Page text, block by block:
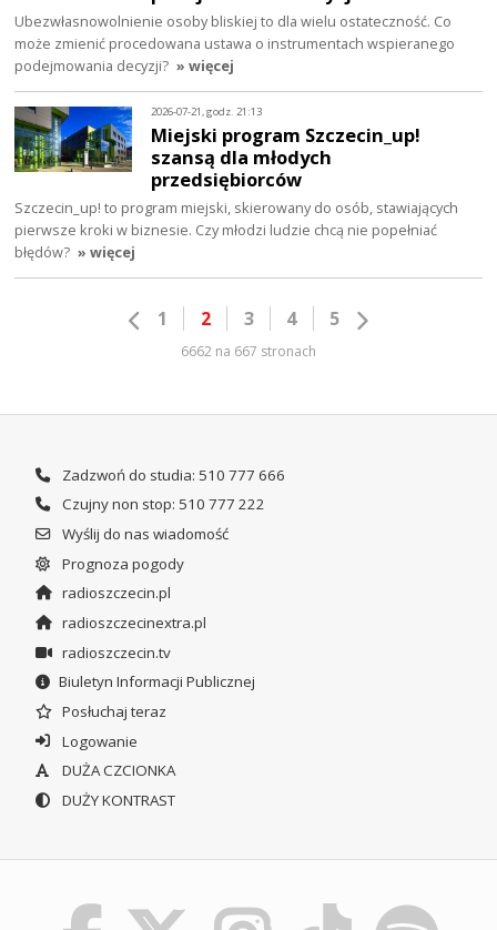
Ubezwłasnowolnienie osoby bliskiej to dla wielu ostateczność. Co
może zmienić procedowana ustawa o instrumentach wspieranego
podejmowania decyzji? » więcej
2026-07-21, godz. 21:13
Miejski program Szczecin_up!
szansą dla młodych
przedsiębiorców
Szczecin_up! to program miejski, skierowany do osób, stawiających
pierwsze kroki w biznesie. Czy młodzi ludzie chcą nie popełniać
błędów? » więcej
1 2 3 4 5
6662 na 667 stronach
Zadzwoń do studia: 510 777 666
Czujny non stop: 510 777 222
Wyślij do nas wiadomość
Prognoza pogody
radioszczecin.pl
radioszczecinextra.pl
radioszczecin.tv
Biuletyn Informacji Publicznej
Posłuchaj teraz
Logowanie
DUŻA CZCIONKA
DUŻY KONTRAST